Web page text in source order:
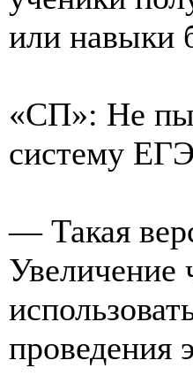
или навыки
«СП»: Не
систему
— Такая
Увеличение
проведения